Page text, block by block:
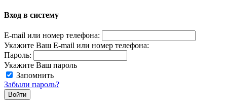
Вход в систему
E-mail или номер телефона:
Укажите Ваш E-mail или номер телефона:
Пароль:
Укажите Ваш пароль
Запомнить
Забыли пароль?